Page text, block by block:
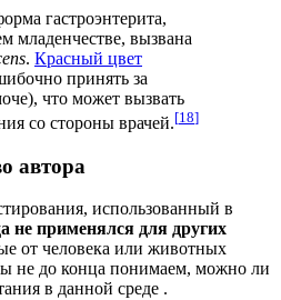
гастроэнтерита,
младенчестве, вызвана
. Красный цвет
принять за
что может вызвать
со стороны врачей.[18]
автора
, использованный в
не применялся для других
от человека или животных
не до конца понимаем, можно ли
в данной среде .